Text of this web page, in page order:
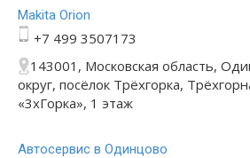
Makita Orion
+7 499 3507173
143001, Московская область,
округ, посёлок Трёхгорка,
«3хГорка», 1 этаж
Автосервис в Одинцово